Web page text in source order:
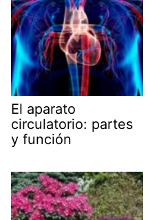
El aparato
circulatorio: partes
y función